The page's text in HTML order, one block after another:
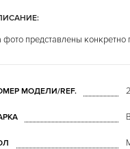
фото представлены
МОДЕЛИ/REF.